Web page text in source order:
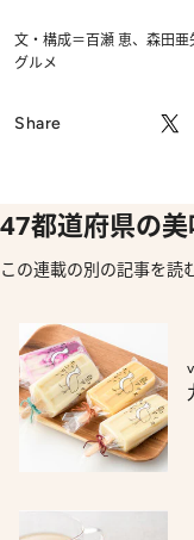
文・構成＝百瀬 恵、森田
グルメ
Share
47都道府県の
この連載の別の記事を読